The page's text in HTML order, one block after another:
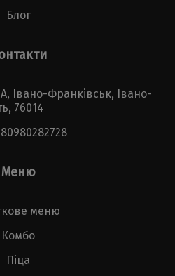
Блог
Івано-Франківськ, Івано-
76014
Меню
меню
Комбо
Піца